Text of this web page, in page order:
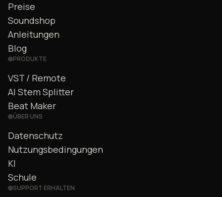
Preise
Soundshop
Anleitungen
Blog
PRODUKTE
VST / Remote
AI Stem Splitter
Beat Maker
ÜBER UNS
Datenschutz
Nutzungsbedingungen
KI
Schule
SUPPORT ERHALTEN